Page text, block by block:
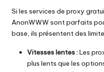
Si les services de proxy
AnonWWW sont parfaits
base, ils présentent des
Vitesses lentes :Les
plus lents que les